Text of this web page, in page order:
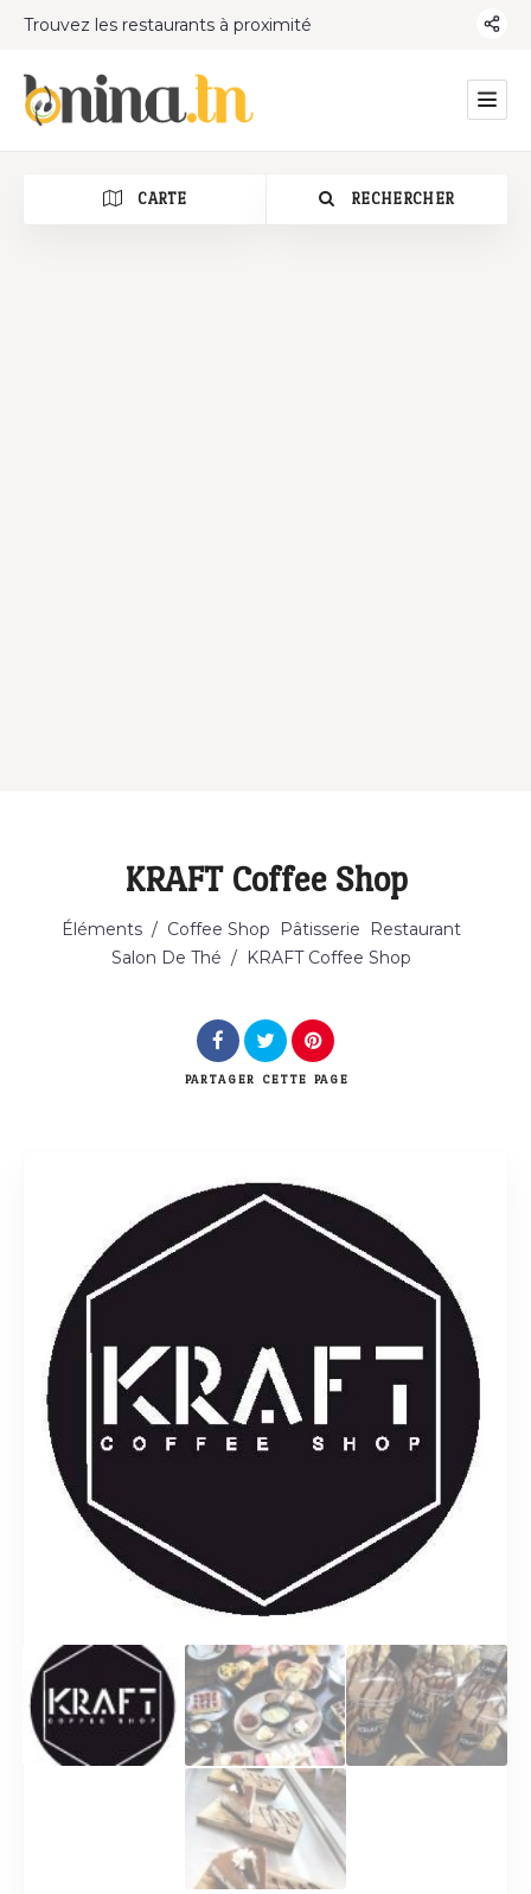
Trouvez les restaurants à proximité
CARTE RECHERCHER
Catégorie
Rechercher
KRAFT Coffee Shop
Éléments / Coffee Shop Pâtisserie
Restaurant
Salon De Thé / KRAFT Coffee Shop
PARTAGER CETTE PAGE